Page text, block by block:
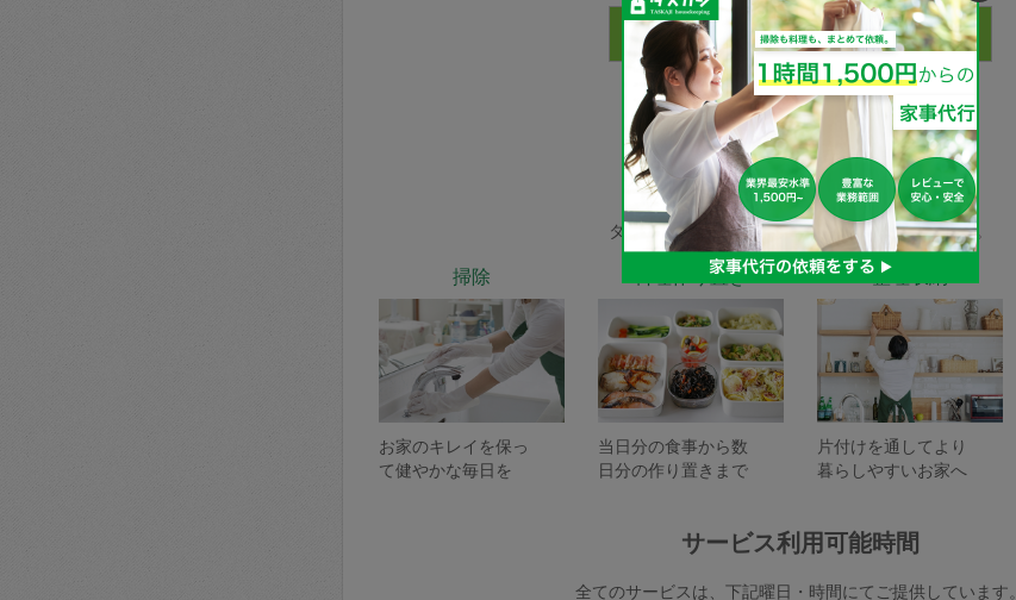
家事代行サービスの種類
タスカジで依頼できるサービスは下記となります。
掃除
お家のキレイを保っ
て健やかな毎日を
料理作り置き
当日分の食事から数
日分の作り置きまで
整理収納
片付けを通してより
暮らしやすいお家へ
サービス利用可能時間
全てのサービスは、下記曜日・時間にてご提供しています。